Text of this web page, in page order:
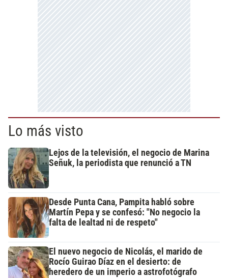
Lo más visto
Lejos de la televisión, el negocio de Marina
Señuk, la periodista que renunció a TN
Desde Punta Cana, Pampita habló sobre
Martín Pepa y se confesó: "No negocio la
falta de lealtad ni de respeto"
El nuevo negocio de Nicolás, el marido de
Rocío Guirao Díaz en el desierto: de
heredero de un imperio a astrofotógrafo